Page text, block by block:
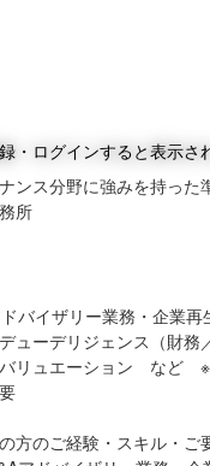
・ログインすると表示さ
ンス分野に強みを持った
所
バイザリー業務・企業再
ューデリジェンス（財務
リュエーション など ※
方のご経験・スキル・ご